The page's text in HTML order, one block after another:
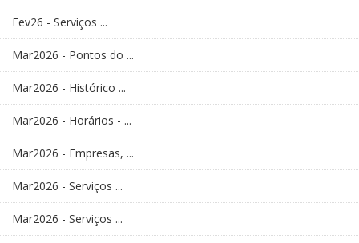
Fev26 - Serviços ...
Mar2026 - Pontos do ...
Mar2026 - Histórico ...
Mar2026 - Horários - ...
Mar2026 - Empresas, ...
Mar2026 - Serviços ...
Mar2026 - Serviços ...